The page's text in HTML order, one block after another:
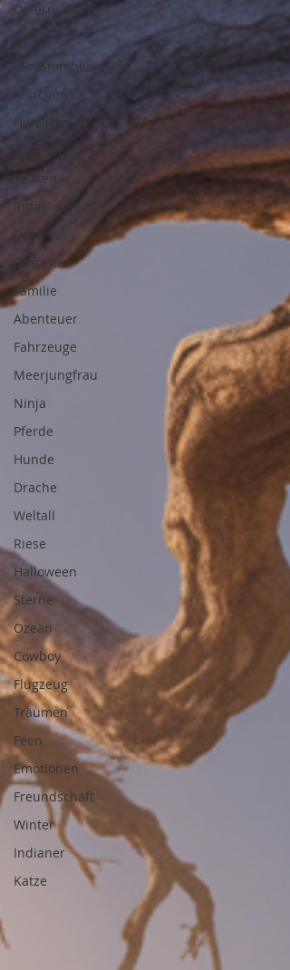
Ostern
Lustig
Monsterchen
Märchen
Herzlich
Superheld
Piraten
Ritter
Dino
Fantasie
Familie
Abenteuer
Fahrzeuge
Meerjungfrau
Ninja
Pferde
Hunde
Drache
Weltall
Riese
Halloween
Sterne
Ozean
Cowboy
Flugzeug
Träumen
Feen
Emotionen
Freundschaft
Winter
Indianer
Katze